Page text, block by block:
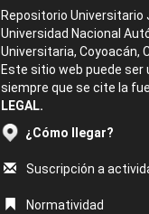
Repositorio Universitario
Universidad Nacional
Universitaria, Coyoacán,
Este sitio web puede
siempre que se cite la
LEGAL.
¿Cómo llegar?
Suscripción a
Normatividad